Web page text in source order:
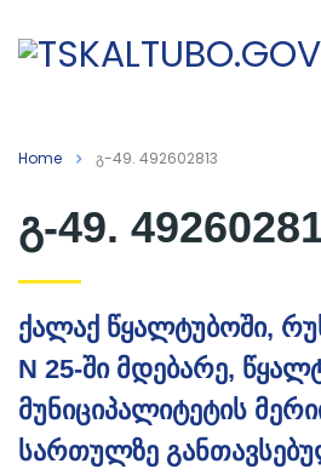
Home გ-49. 492602813
გ-49.
ქალაქ წყალტუბოში,
N 25-ში მდებარე,
მუნიციპალიტეტის
სართულზე